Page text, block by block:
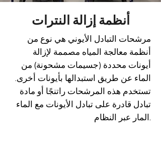
أنظمة إزالة النترات
مرشحات التبادل الأيوني هي نوع من
أنظمة معالجة المياه مصممة لإزالة
أيونات محددة (جسيمات مشحونة) من
الماء عن طريق استبدالها بأيونات أخرى.
تستخدم هذه المرشحات راتنجًا أو مادة
تبادل قادرة على تبادل الأيونات مع الماء
المار عبر النظام.